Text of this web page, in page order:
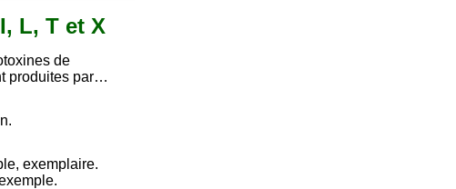
L, T et X
de
produites par…
exemplaire.